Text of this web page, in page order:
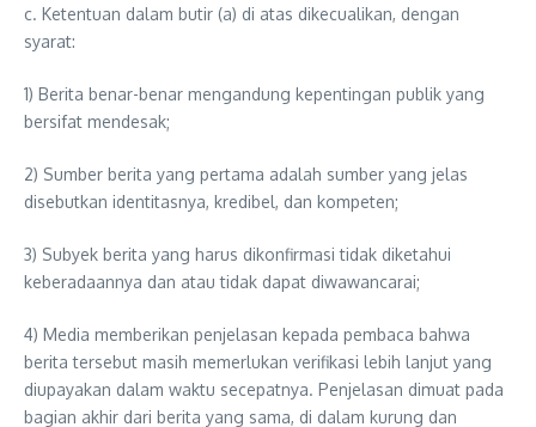
c. Ketentuan dalam butir (a) di atas dikecualikan, dengan
syarat:
1) Berita benar-benar mengandung kepentingan publik yang
bersifat mendesak;
2) Sumber berita yang pertama adalah sumber yang jelas
disebutkan identitasnya, kredibel, dan kompeten;
3) Subyek berita yang harus dikonfirmasi tidak diketahui
keberadaannya dan atau tidak dapat diwawancarai;
4) Media memberikan penjelasan kepada pembaca bahwa
berita tersebut masih memerlukan verifikasi lebih lanjut yang
diupayakan dalam waktu secepatnya. Penjelasan dimuat pada
bagian akhir dari berita yang sama, di dalam kurung dan